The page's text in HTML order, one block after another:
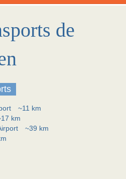
de
~11 km
km
~39 km